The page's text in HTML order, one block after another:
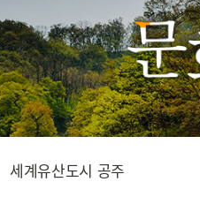
세계유산도시 공주